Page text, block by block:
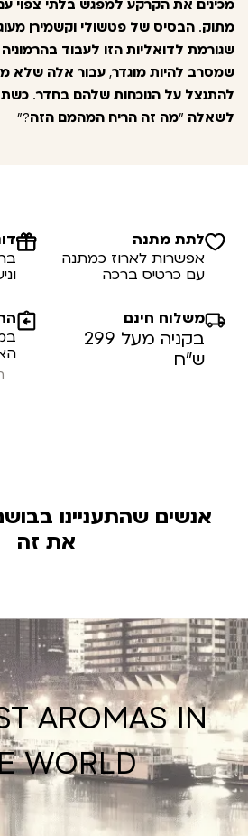
מכינים את הקרקע למפגש בלתי צפוי
מתוק. הבסיס של פטשולי וקשמירן
שגורמת לדואליות הזו לעבוד בהרמוניה
שמסרב להיות מוגדר, עבור אלה שלא
להתנצל על הנוכחות שלהם בחדר.
לשאלה "מה זה הריח המהמם הזה?"
לתת מתנה
אפשרות לארוז כמתנה
עם כרטיס ברכה
משלוח חינם
בקניה מעל 299
ש”ח
אנשים שהתעניינו
את זה
AROMAS IN
WORLD